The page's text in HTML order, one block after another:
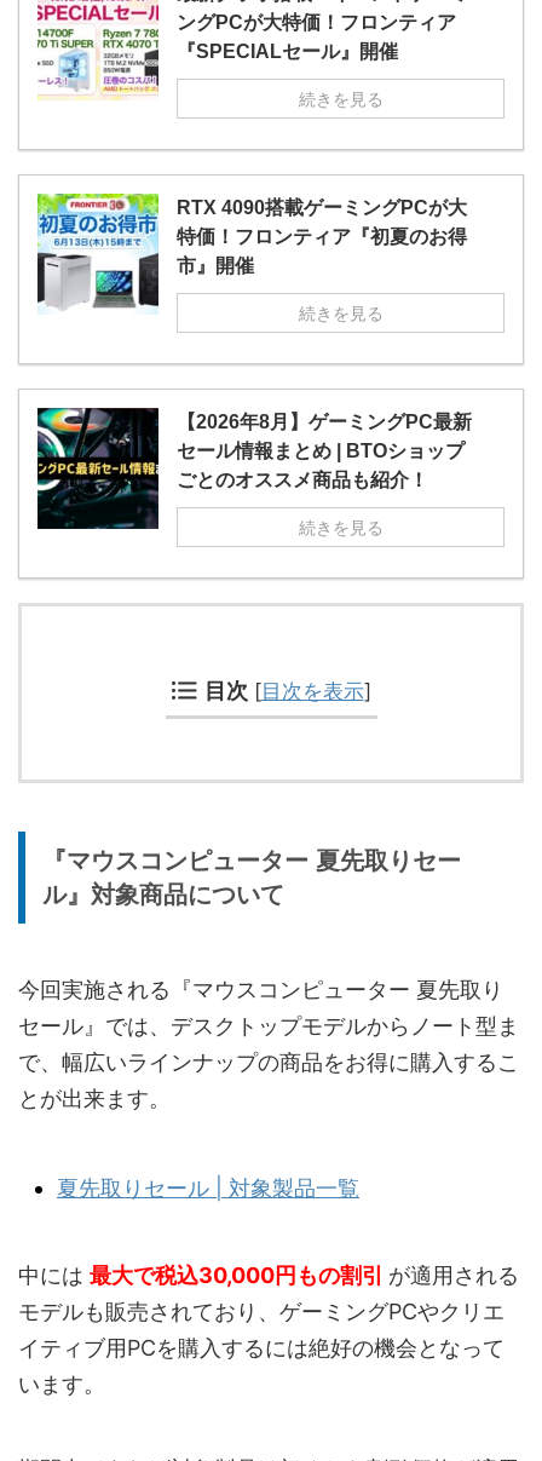
ングPCが大特価！フロンティア
『SPECIALセール』開催
続きを見る
RTX 4090搭載ゲーミングPCが大
特価！フロンティア『初夏のお得
市』開催
続きを見る
【2026年8月】ゲーミングPC最新
セール情報まとめ | BTOショップ
ごとのオススメ商品も紹介！
続きを見る
目次 [目次を表示]
『マウスコンピューター 夏先取りセー
ル』対象商品について
今回実施される『マウスコンピューター 夏先取り
セール』では、デスクトップモデルからノート型ま
で、幅広いラインナップの商品をお得に購入するこ
とが出来ます。
夏先取りセール | 対象製品一覧
中には 最大で税込30,000円 もの割引 が適用される
モデルも販売されており、ゲーミングPCやクリエ
イティブ用PCを購入するには絶好の機会となって
います。